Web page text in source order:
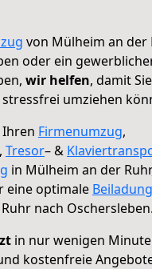
von Mülheim an der
oder ein
wir helfen, damit Sie
umziehen
Firmenumzug,
, Tresor– &
in Mülheim an der
eine optimale Beiladung
nach Oschersleben.
in nur wenigen
kostenfreie